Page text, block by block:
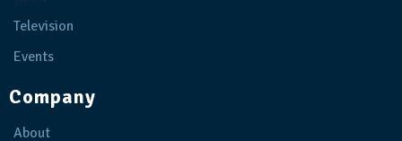
Television
Events
Company
About